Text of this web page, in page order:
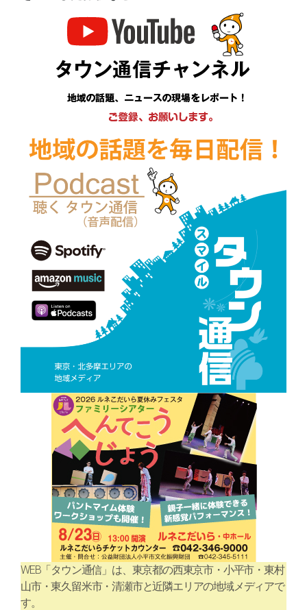
WEB「タウン通信」は、東京都の西東京市・小平市・東村
山市・東久留米市・清瀬市と近隣エリアの地域メディアで
す。